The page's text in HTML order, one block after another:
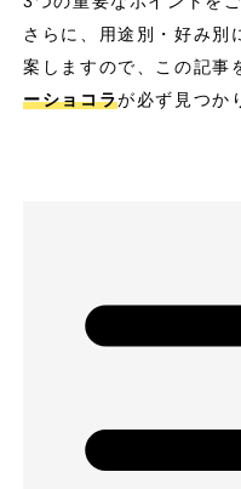
さらに、用途別・好み別
案しますので、この記事
ーショコラが必ず見つか